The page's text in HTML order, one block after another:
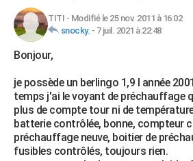
FINANCE
Retraite
Impôts
Epargne
Immobilier
Risques naturels par ville
Banque
Assurance
Crédit
AUTO
Essais
Réserver un essai
Citadines
Berlines
SUV
Forum auto
+HIGH-TECH
Mobiles
Meilleur smartphone
Internet
Ordinateurs
Jeux vidéo
Guide high-tech
+BRICOLAGE
Forum
Aménagement intérieur
Extérieur
Cuisine
Salle de bains
Jardinage
Rangement
WEEK-END
Guides de France
Escapades
Patrimoine
Expositions
Musées
Week-end nature
+LIFESTYLE
TITI - Modifié le 25 nov. 2011 à 16:02
snocky. - 7 juil. 2021 à 22:48
Bonjour,
je possède un berlingo 1,9 l année
temps j'ai le voyant de préchauffage
plus de compte tour ni de
batterie contrôlée, bonne, compteur
préchauffage neuve, boitier de
fusibles contrôlés, toujours rien.